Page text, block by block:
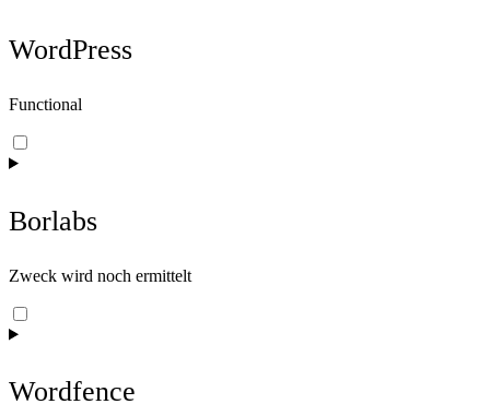
WordPress
Functional
Consent
to
Borlabs
Zweck wird noch ermittelt
Consent
to
Wordfence